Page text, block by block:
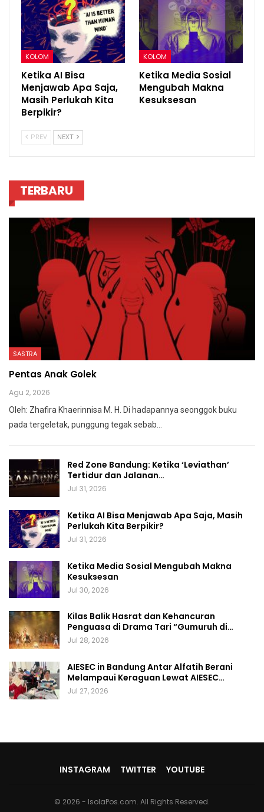
KOLOM
Ketika AI Bisa
Menjawab Apa Saja,
Masih Perlukah Kita
Berpikir?
KOLOM
Ketika Media Sosial
Mengubah Makna
Kesuksesan
PREV NEXT
TERBARU
SASTRA
Pentas Anak Golek
Agu 2, 2026
Oleh: Zhafira Khaerinnisa M. H. Di hadapannya seonggok buku
pada tergeletak, punggung tegaksebab…
Red Zone Bandung: Ketika ‘Leviathan’
Tertidur dan Jalanan…
Jul 31, 2026
Ketika AI Bisa Menjawab Apa Saja, Masih
Perlukah Kita Berpikir?
Jul 31, 2026
Ketika Media Sosial Mengubah Makna
Kesuksesan
Jul 30, 2026
Kilas Balik Hasrat dan Kehancuran
Penguasa di Drama Tari “Gumuruh di…
Jul 28, 2026
AIESEC in Bandung Antar Alfatih Berani
Melampaui Keraguan Lewat AIESEC…
Jul 27, 2026
INSTAGRAM TWITTER YOUTUBE
© 2026 - IsolaPos.com. All Rights Reserved.